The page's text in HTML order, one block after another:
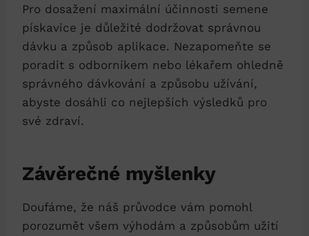
Pro dosažení maximální účinnosti semene
pískavice je důležité dodržovat správnou
dávku a způsob aplikace. Nezapomeňte se
poradit s odborníkem nebo lékařem ohledně
správného dávkování a způsobu užívání,
abyste dosáhli co nejlepších výsledků pro
své zdraví.
Závěrečné myšlenky
Doufáme, že náš průvodce vám pomohl
porozumět všem výhodám a způsobům užití